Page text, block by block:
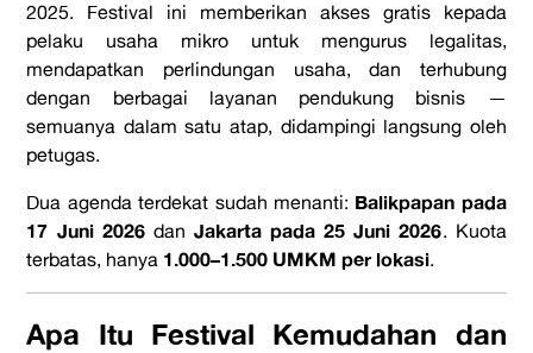
2025. Festival ini memberikan akses gratis kepada
pelaku usaha mikro untuk mengurus legalitas,
mendapatkan perlindungan usaha, dan terhubung
dengan berbagai layanan pendukung bisnis —
semuanya dalam satu atap, didampingi langsung oleh
petugas.
Dua agenda terdekat sudah menanti: Balikpapan pada
17 Juni 2026dan Jakarta pada 25 Juni 2026. Kuota
terbatas, hanya 1.000–1.500 UMKM per lokasi.
Apa Itu Festival Kemudahan dan